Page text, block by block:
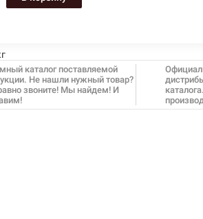
каталог поставляемой
Не нашли нужный товар?
звоните! Мы найдем! И